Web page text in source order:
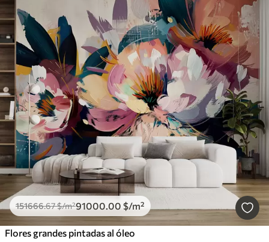
151666.67$/m²91000 .00 $/m²
Flores grandes pintadas al óleo